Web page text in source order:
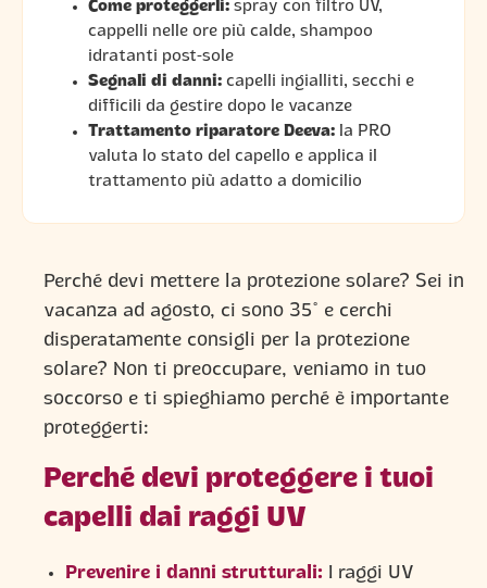
Come proteggerli: spray con filtro UV,
cappelli nelle ore più calde, shampoo
idratanti post-sole
Segnali di danni: capelli ingialliti, secchi e
difficili da gestire dopo le vacanze
Trattamento riparatore Deeva: la PRO
valuta lo stato del capello e applica il
trattamento più adatto a domicilio
Perché devi mettere la protezione solare? Sei in
vacanza ad agosto, ci sono 35° e cerchi
disperatamente consigli per la protezione
solare? Non ti preoccupare, veniamo in tuo
soccorso e ti spieghiamo perché è importante
proteggerti:
Perché devi proteggere i tuoi
capelli dai raggi UV
Prevenire i danni strutturali: I raggi UV